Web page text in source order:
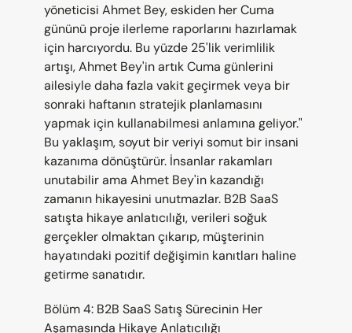
yöneticisi Ahmet Bey, eskiden her Cuma
gününü proje ilerleme raporlarını hazırlamak
için harcıyordu. Bu yüzde 25'lik verimlilik
artışı, Ahmet Bey'in artık Cuma günlerini
ailesiyle daha fazla vakit geçirmek veya bir
sonraki haftanın stratejik planlamasını
yapmak için kullanabilmesi anlamına geliyor."
Bu yaklaşım, soyut bir veriyi somut bir insani
kazanıma dönüştürür. İnsanlar rakamları
unutabilir ama Ahmet Bey'in kazandığı
zamanın hikayesini unutmazlar. B2B SaaS
satışta hikaye anlatıcılığı, verileri soğuk
gerçekler olmaktan çıkarıp, müşterinin
hayatındaki pozitif değişimin kanıtları haline
getirme sanatıdır.
Bölüm 4: B2B SaaS Satış Sürecinin Her
Aşamasında Hikaye Anlatıcılığı